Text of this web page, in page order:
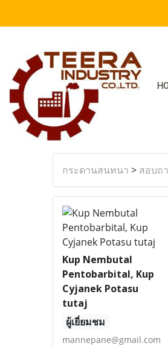
กระดานสนทนา > สอบถ
Kup Nembutal
Pentobarbital, Kup
Cyjanek Potasu
tutaj
ผู้เยี่ยมชม
mannepane@gmail.com